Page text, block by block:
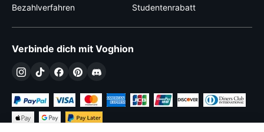
Bezahlverfahren Studentenrabatt
Verbinde dich mit Voghion